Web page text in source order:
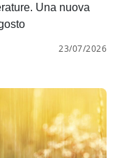
Una nuova
23/07/2026